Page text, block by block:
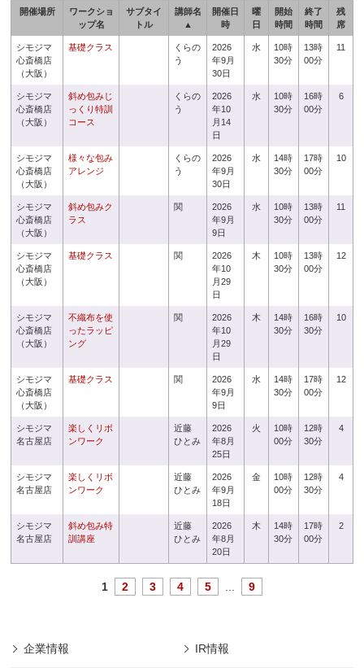
開催場所
ワークショ
ップ名
サブタイ
トル
講師名
▲
開催日
時
曜
日
開始
時間
終了
時間
残
席
シモジマ
心斎橋店
（大阪）
基礎クラス
くらの
う
2026
年9月
30日
水
10時
30分
13時
00分
11
シモジマ
心斎橋店
（大阪）
斜め包みじ
っくり特訓
コース
くらの
う
2026
年10
月14
日
水
10時
30分
16時
00分
6
シモジマ
心斎橋店
（大阪）
様々な包み
アレンジ
くらの
う
2026
年9月
30日
水
14時
30分
17時
00分
10
シモジマ
心斎橋店
（大阪）
斜め包みク
ラス
関
2026
年9月
9日
水
10時
30分
13時
00分
11
シモジマ
心斎橋店
（大阪）
基礎クラス 関
2026
年10
月29
日
木
10時
30分
13時
00分
12
シモジマ
心斎橋店
（大阪）
不織布を使
ったラッピ
ング
関
2026
年10
月29
日
木
14時
30分
16時
30分
10
シモジマ
心斎橋店
（大阪）
基礎クラス 関
2026
年9月
9日
水
14時
30分
17時
00分
12
シモジマ
名古屋店
楽しくリボ
ンワーク
近藤
ひとみ
2026
年8月
25日
火
10時
00分
12時
30分
4
シモジマ
名古屋店
楽しくリボ
ンワーク
近藤
ひとみ
2026
年9月
18日
金
10時
00分
12時
30分
4
シモジマ
名古屋店
斜め包み特
訓講座
近藤
ひとみ
2026
年8月
20日
木
14時
30分
17時
00分
2
1 2 3 4 5 9
企業情報 IR情報